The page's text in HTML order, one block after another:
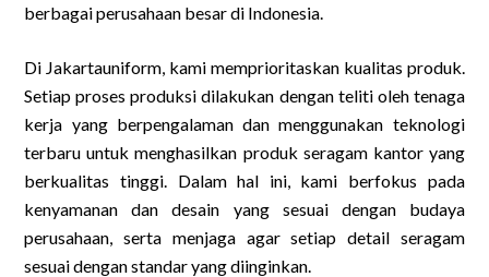
berbagai perusahaan besar di Indonesia.
Di Jakartauniform, kami memprioritaskan kualitas produk.
Setiap proses produksi dilakukan dengan teliti oleh tenaga
kerja yang berpengalaman dan menggunakan teknologi
terbaru untuk menghasilkan produk seragam kantor yang
berkualitas tinggi. Dalam hal ini, kami berfokus pada
kenyamanan dan desain yang sesuai dengan budaya
perusahaan, serta menjaga agar setiap detail seragam
sesuai dengan standar yang diinginkan.